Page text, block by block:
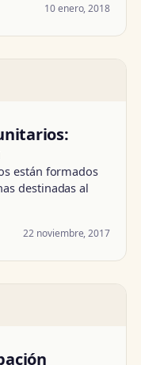
10 enero, 2018
están formados
destinadas al
22 noviembre, 2017